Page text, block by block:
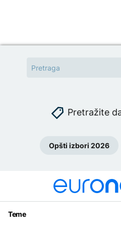
Pretražite
Opšti izbori 2026
Teme